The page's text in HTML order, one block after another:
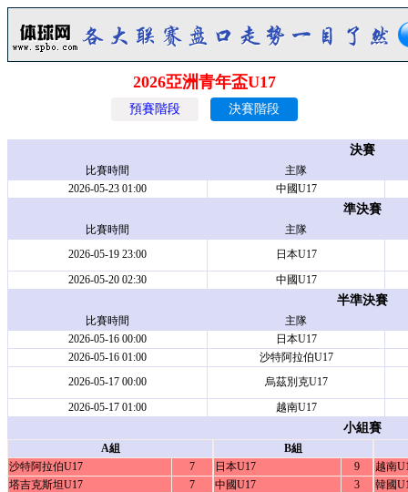
2026亞洲青年盃U17
預賽階段 決賽階段
決賽
比賽時間
主隊
2026-05-23 01:00
中國U17
準決賽
比賽時間
主隊
2026-05-19 23:00
日本U17
2026-05-20 02:30
中國U17
半準決賽
比賽時間
主隊
2026-05-16 00:00
日本U17
2026-05-16 01:00
沙特阿拉伯U17
2026-05-17 00:00
烏茲別克U17
2026-05-17 01:00
越南U17
小組賽
A組
沙特阿拉伯U17
7
塔吉克斯坦U17
7
B組
日本U17
9
中國U17
3
越南
韓國